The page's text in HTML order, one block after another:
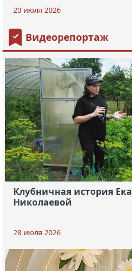
20 июля 2026
Видеорепортаж
Клубничная история
Николаевой
28 июля 2026